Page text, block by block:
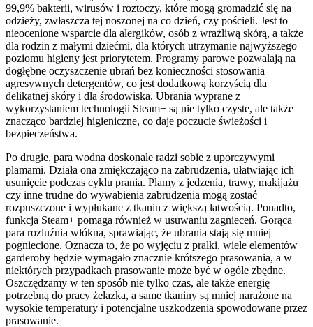
99,9% bakterii, wirusów i roztoczy, które mogą gromadzić się na
odzieży, zwłaszcza tej noszonej na co dzień, czy pościeli. Jest to
nieocenione wsparcie dla alergików, osób z wrażliwą skórą, a także
dla rodzin z małymi dziećmi, dla których utrzymanie najwyższego
poziomu higieny jest priorytetem. Programy parowe pozwalają na
dogłębne oczyszczenie ubrań bez konieczności stosowania
agresywnych detergentów, co jest dodatkową korzyścią dla
delikatnej skóry i dla środowiska. Ubrania wyprane z
wykorzystaniem technologii Steam+ są nie tylko czyste, ale także
znacząco bardziej higieniczne, co daje poczucie świeżości i
bezpieczeństwa.
Po drugie, para wodna doskonale radzi sobie z uporczywymi
plamami. Działa ona zmiękczająco na zabrudzenia, ułatwiając ich
usunięcie podczas cyklu prania. Plamy z jedzenia, trawy, makijażu
czy inne trudne do wywabienia zabrudzenia mogą zostać
rozpuszczone i wypłukane z tkanin z większą łatwością. Ponadto,
funkcja Steam+ pomaga również w usuwaniu zagnieceń. Gorąca
para rozluźnia włókna, sprawiając, że ubrania stają się mniej
pogniecione. Oznacza to, że po wyjęciu z pralki, wiele elementów
garderoby będzie wymagało znacznie krótszego prasowania, a w
niektórych przypadkach prasowanie może być w ogóle zbędne.
Oszczędzamy w ten sposób nie tylko czas, ale także energię
potrzebną do pracy żelazka, a same tkaniny są mniej narażone na
wysokie temperatury i potencjalne uszkodzenia spowodowane przez
prasowanie.